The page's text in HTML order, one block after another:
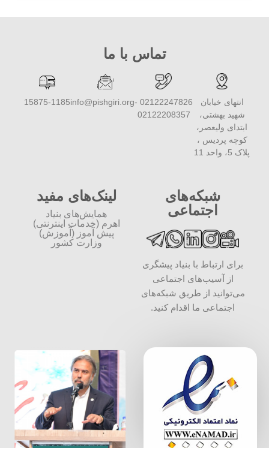
تماس با ما
انتهای خیابان
شهید بهشتی،
ابتدای ولیعصر،
کوچه پردیس ،
پلاک 5، واحد 11
02122247826 -
02122208357
info@pishgiri.org
15875-1185
شبکه‌های
اجتماعی
برای ارتباط با بنیاد پیشگری
از آسیب‌های اجتماعی
می‌توانید از طریق شبکه‌‎های
اجتماعی ما اقدام کنید.
لینک‌های مفید
همایش‌های بنیاد
اهرم (خدمات اینترنتی)
پیش آموز (آموزش)
وزارت کشور